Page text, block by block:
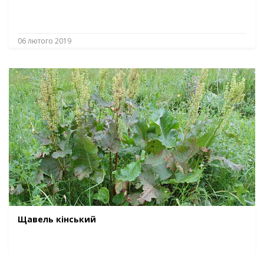
06 лютого 2019
Щавель кінський